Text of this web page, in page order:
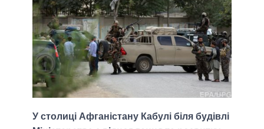
У столиці Афганістану Кабулі біля будівлі